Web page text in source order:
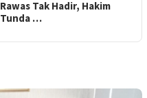
Rawas Tak Hadir, Hakim
Tunda …